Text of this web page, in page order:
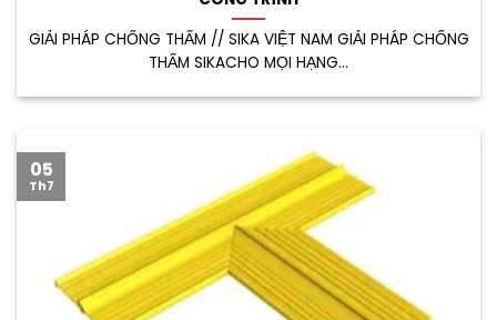
GIẢI PHÁP CHỐNG THẤM // SIKA VIỆT NAM GIẢI PHÁP CHỐNG
THẤM SIKACHO MỌI HẠNG...
05
Th7